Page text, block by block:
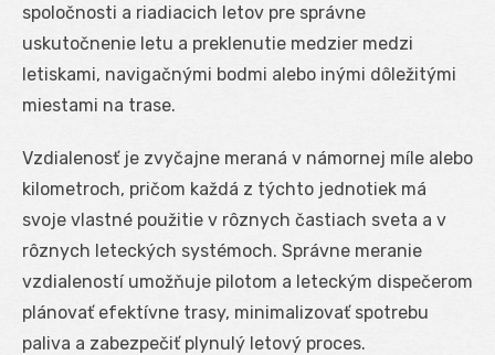
spoločnosti a riadiacich letov pre správne
uskutočnenie letu a preklenutie medzier medzi
letiskami, navigačnými bodmi alebo inými dôležitými
miestami na trase.
Vzdialenosť je zvyčajne meraná v námornej míle alebo
kilometroch, pričom každá z týchto jednotiek má
svoje vlastné použitie v rôznych častiach sveta a v
rôznych leteckých systémoch. Správne meranie
vzdialeností umožňuje pilotom a leteckým dispečerom
plánovať efektívne trasy, minimalizovať spotrebu
paliva a zabezpečiť plynulý letový proces.